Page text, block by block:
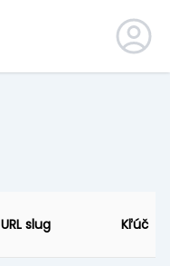
URL slug Kľúč